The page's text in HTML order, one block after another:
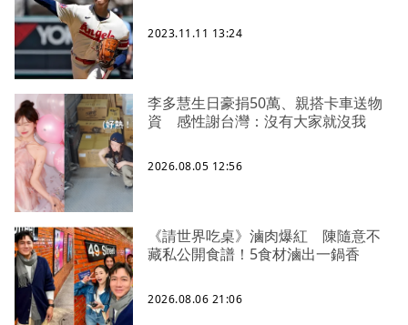
2023.11.11 13:24
李多慧生日豪捐50萬、親搭卡車送物
資 感性謝台灣：沒有大家就沒我
2026.08.05 12:56
《請世界吃桌》滷肉爆紅 陳隨意不
藏私公開食譜！5食材滷出一鍋香
2026.08.06 21:06